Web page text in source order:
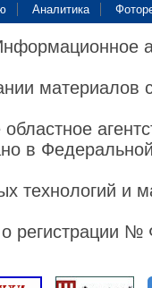
Аналитика
материалов
в
технологий и
о регистрации